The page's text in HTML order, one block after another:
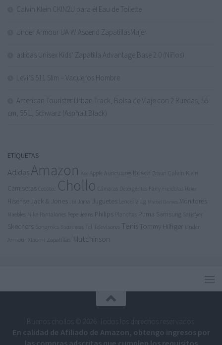
Calvin Klein CKIN2U para él Eau de Toilette
Under Armour UA W Ascend ZapatillasMujer
adidas Unisex Kids’ Zapatilla Advantage Base 2.0 (Niños)
Levi’S 511 Slim – Vaqueros Hombre
American Tourister Urban Track, Bolsa de Viaje con 2 Ruedas, 55
cm, 55 L, Schwarz (Asphalt Black)
ETIQUETAS
AdidasAmazon Auriculares Bosch Braun
Camisetas Cecotec Chollo Detergentes
Hisense Jack & Jones Juguetes Lg Monitores
Pantalones Philips Puma Samsung Satisfyer
Skechers Songmics Tcl Televisores Tenis Tommy Hilfiger
Zapatillas Hutchinson
Buenos chollos © 2026. Todos los derechos reservados.
En calidad de Afiliado de Amazon, obtengo ingresos por